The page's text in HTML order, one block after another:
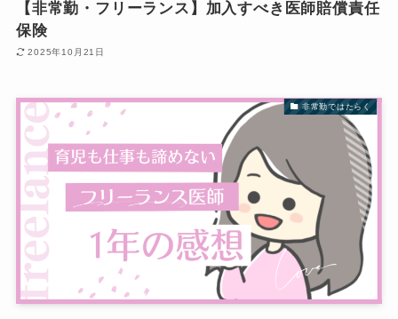
【非常勤・フリーランス】加入すべき医師賠償責任
保険
2025年10月21日
非常勤ではたらく